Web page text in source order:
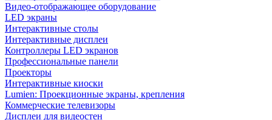
Видео-отображающее оборудование
LED экраны
Интерактивные столы
Интерактивные дисплеи
Контроллеры LED экранов
Профессиональные панели
Проекторы
Интерактивные киоски
Lumien: Проекционные экраны, крепления
Коммерческие телевизоры
Дисплеи для видеостен